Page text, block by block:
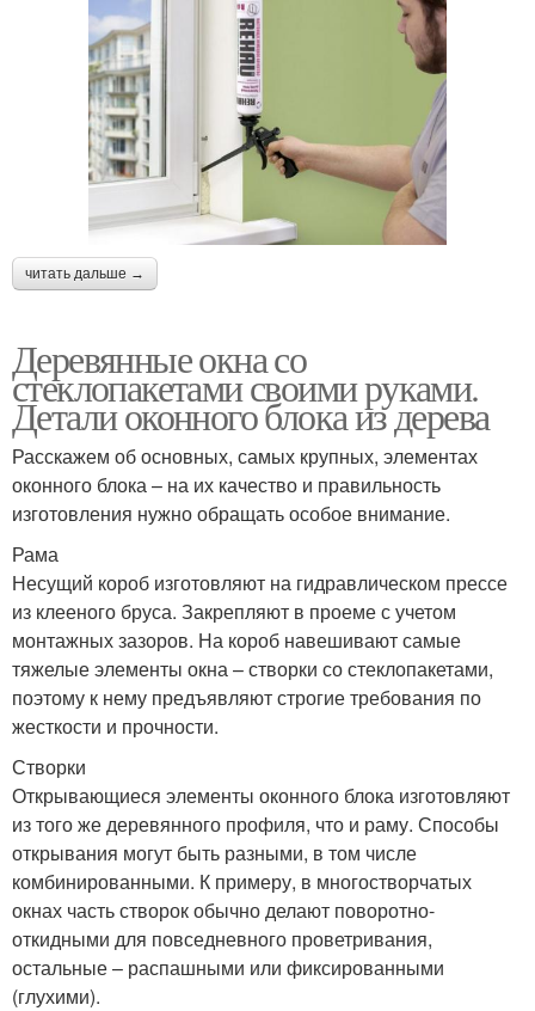
читать дальше →
Деревянные окна со
стеклопакетами своими руками.
Детали оконного блока из дерева
Расскажем об основных, самых крупных, элементах
оконного блока – на их качество и правильность
изготовления нужно обращать особое внимание.
Рама
Несущий короб изготовляют на гидравлическом прессе
из клееного бруса. Закрепляют в проеме с учетом
монтажных зазоров. На короб навешивают самые
тяжелые элементы окна – створки со стеклопакетами,
поэтому к нему предъявляют строгие требования по
жесткости и прочности.
Створки
Открывающиеся элементы оконного блока изготовляют
из того же деревянного профиля, что и раму. Способы
открывания могут быть разными, в том числе
комбинированными. К примеру, в многостворчатых
окнах часть створок обычно делают поворотно-
откидными для повседневного проветривания,
остальные – распашными или фиксированными
(глухими).